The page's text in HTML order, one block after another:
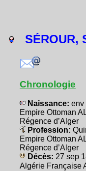
SÉROUR,
Chronologie
Naissance: env
Empire Ottoman
Régence d’Alger
Profession:
Empire Ottoman
Régence d’Alger
Décès: 27 sep
Algérie Française